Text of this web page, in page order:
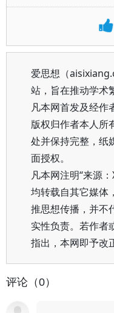
爱思想（
站，旨在推动学术
凡本网首发及经作
版权归作者本人所
处并保持完整，纸
面授权。
凡本网注明“来源
均转载自其它媒体
推思想传播，并不
实性负责。若作者
指出，本网即予改
评论（0）